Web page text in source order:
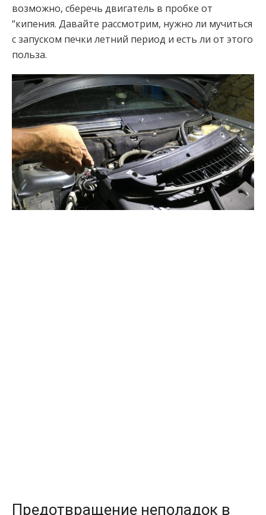
возможно, сберечь двигатель в пробке от
“кипения. Давайте рассмотрим, нужно ли мучиться
с запуском печки летний период и есть ли от этого
польза.
Предотвращение неполадок в